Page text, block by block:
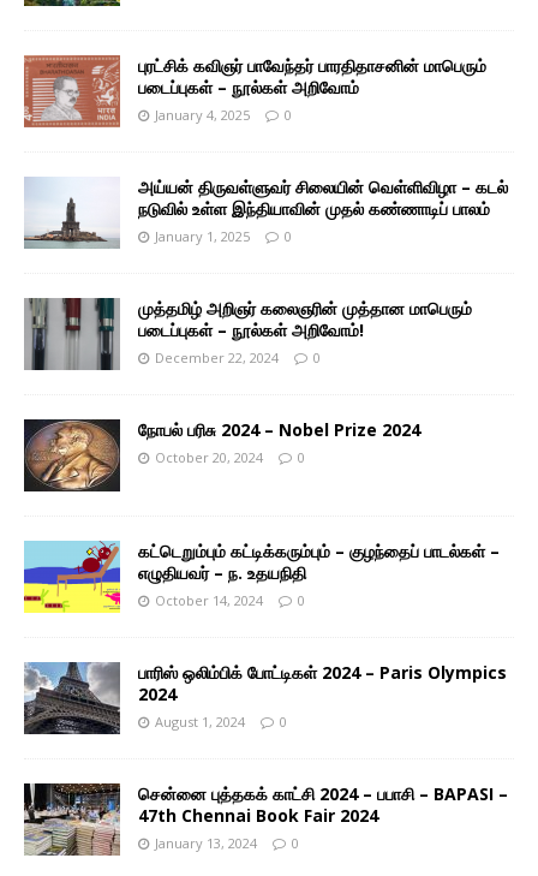
புரட்சிக் கவிஞர் பாவேந்தர் பாரதிதாசனின் மாபெரும்
படைப்புகள் – நூல்கள் அறிவோம்
January 4, 2025 0
அய்யன் திருவள்ளுவர் சிலையின் வெள்ளிவிழா – கடல்
நடுவில் உள்ள இந்தியாவின் முதல் கண்ணாடிப் பாலம்
January 1, 2025 0
முத்தமிழ் அறிஞர் கலைஞரின் முத்தான மாபெரும்
படைப்புகள் – நூல்கள் அறிவோம்!
December 22, 2024 0
நோபல் பரிசு 2024 – Nobel Prize 2024
October 20, 2024 0
கட்டெறும்பும் கட்டிக்கரும்பும் – குழந்தைப் பாடல்கள் –
எழுதியவர் – ந. உதயநிதி
October 14, 2024 0
பாரிஸ் ஒலிம்பிக் போட்டிகள் 2024 – Paris Olympics
2024
August 1, 2024 0
சென்னை புத்தகக் காட்சி 2024 – பபாசி – BAPASI –
47th Chennai Book Fair 2024
January 13, 2024 0